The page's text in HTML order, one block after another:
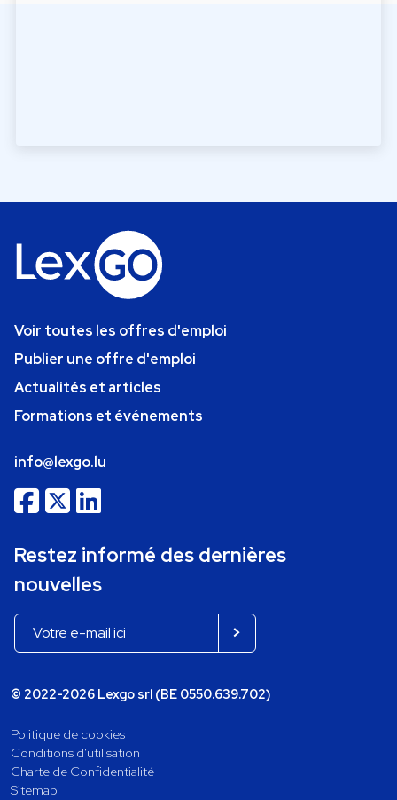
Voir toutes les offres d'emploi
Publier une offre d'emploi
Actualités et articles
Formations et événements
info@lexgo.lu
Restez informé des dernières
nouvelles
© 2022-2026 Lexgo srl (BE 0550.639.702)
Politique de cookies
Conditions d'utilisation
Charte de Confidentialité
Sitemap